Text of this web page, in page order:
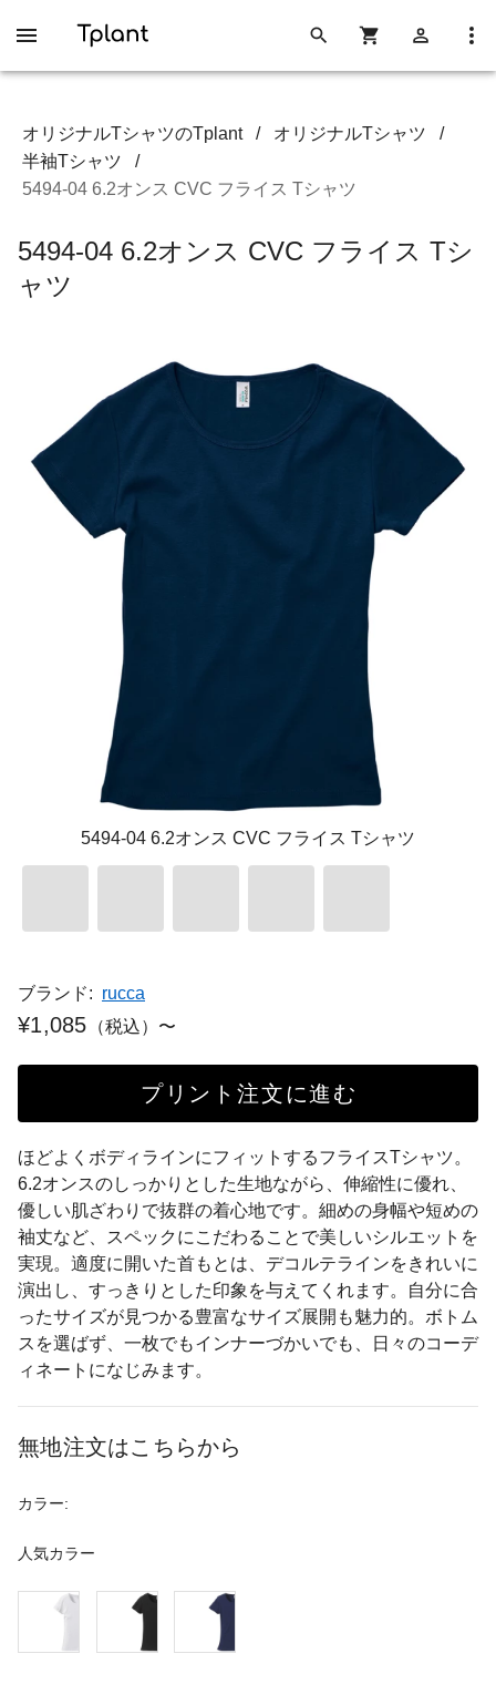
オリジナルTシャツのTplant / オリジナルTシャツ
/
半袖Tシャツ
/
5494-04 6.2オンス CVC フライス Tシャツ
5494-04 6.2オンス CVC フライス Tシ
ャツ
5494-04 6.2オンス CVC フライス Tシャツ
ブランド: rucca
¥1,085 （税込）〜
プリント注文に進む
ほどよくボディラインにフィットするフライスTシャツ。
6.2オンスのしっかりとした生地ながら、伸縮性に優れ、
優しい肌ざわりで抜群の着心地です。細めの身幅や短めの
袖丈など、スペックにこだわることで美しいシルエットを
実現。適度に開いた首もとは、デコルテラインをきれいに
演出し、すっきりとした印象を与えてくれます。自分に合
ったサイズが見つかる豊富なサイズ展開も魅力的。ボトム
スを選ばず、一枚でもインナーづかいでも、日々のコーデ
ィネートになじみます。
無地注文はこちらから
カラー:
人気カラー